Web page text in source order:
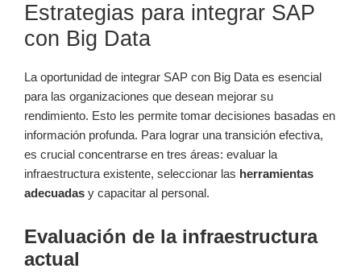
Estrategias para integrar SAP
con Big Data
La oportunidad de integrar SAP con Big Data es esencial
para las organizaciones que desean mejorar su
rendimiento. Esto les permite tomar decisiones basadas en
información profunda. Para lograr una transición efectiva,
es crucial concentrarse en tres áreas: evaluar la
infraestructura existente, seleccionar las herramientas
adecuadas y capacitar al personal.
Evaluación de la infraestructura
actual